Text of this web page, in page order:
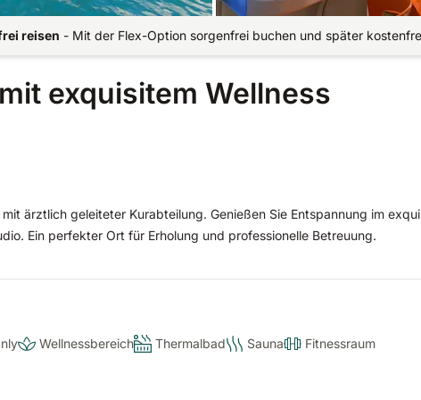
reisen - Mit der Flex-Option sorgenfrei buchen und später
exquisitem Wellness
ärztlich geleiteter Kurabteilung. Genießen Sie Entspannung im
Ein perfekter Ort für Erholung und professionelle Betreuung.
Wellnessbereich Thermalbad Sauna
Fitnessraum